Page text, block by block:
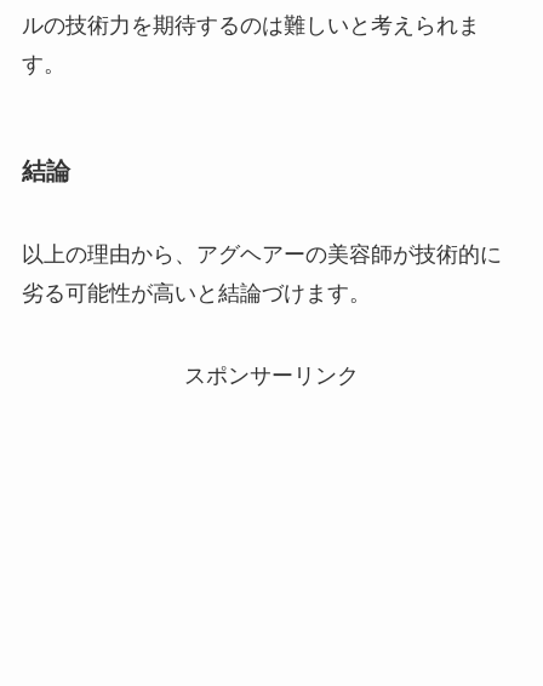
ルの技術力を期待するのは難しいと考えられま
す。
結論
以上の理由から、アグヘアーの美容師が技術的に
劣る可能性が高いと結論づけます。
スポンサーリンク